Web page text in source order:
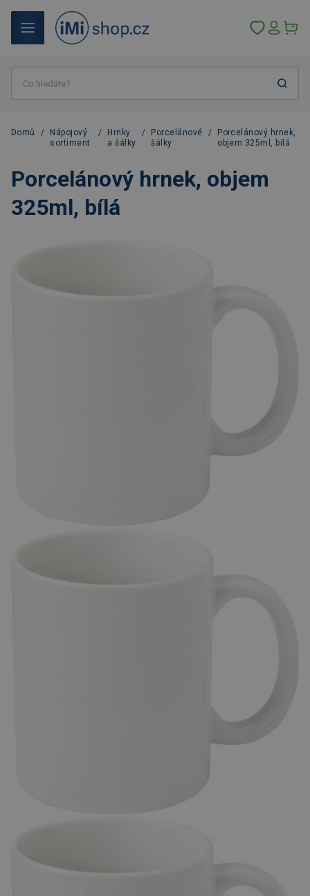
Domů /
Nápojový
sortiment
/
Hrnky
a šálky
/
Porcelánové
šálky
/
Porcelánový hrnek,
objem 325ml, bílá
Porcelánový hrnek, objem
325ml, bílá